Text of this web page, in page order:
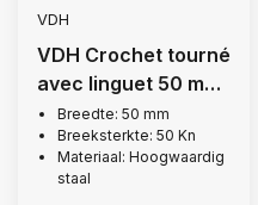
VDH
VDH Crochet tourné
avec linguet 50 mm,
5 000 kg
Breedte: 50 mm
Breeksterkte: 50 Kn
Materiaal: Hoogwaardig
staal